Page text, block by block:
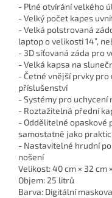
- Plné otvírání velkého
- Velký počet kapes
- Velká polstrovaná
laptop o velikosti 14”,
- 3D síťovaná záda pro
- Velká kapsa na
- Četné vnější prvky
příslušenství
- Systémy pro
- Roztažitelná přední
- Oddělitelné opaskové
samostatně jako
- Nastavitelné hrudní
nošení
Velikost: 40 cm × 32 cm
Objem: 25 litrů
Barva: Digitální